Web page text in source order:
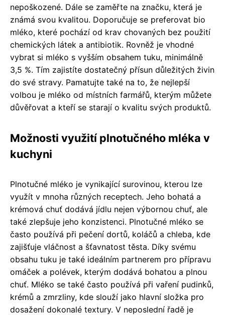
nepoškozené. Dále se zaměřte na značku, která je
známá svou kvalitou. Doporučuje se preferovat bio
mléko, které pochází od krav chovaných bez použití
chemických látek a antibiotik. Rovněž je vhodné
vybrat si mléko s vyšším obsahem tuku, minimálně
3,5 %. Tím zajistíte dostatečný přísun důležitých živin
do své stravy. Pamatujte také na to, že nejlepší
volbou je mléko od místních farmářů, kterým můžete
důvěřovat a kteří se starají o kvalitu svých produktů.
Možnosti využití plnotučného mléka v
kuchyni
Plnotučné mléko je vynikající surovinou, kterou lze
využít v mnoha různých receptech. Jeho bohatá a
krémová chuť dodává jídlu nejen výbornou chuť, ale
také zlepšuje jeho konzistenci. Plnotučné mléko se
často používá při pečení dortů, koláčů a chleba, kde
zajišťuje vláčnost a šťavnatost těsta. Díky svému
obsahu tuku je také ideálním partnerem pro přípravu
omáček a polévek, kterým dodává bohatou a plnou
chuť. Mléko se také často používá při vaření pudinků,
krémů a zmrzliny, kde slouží jako hlavní složka pro
dosažení dokonalé textury. V neposlední řadě je